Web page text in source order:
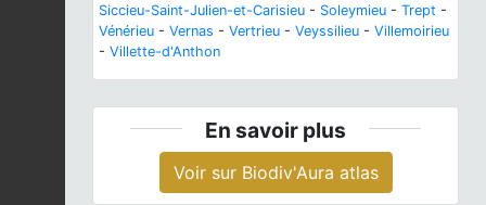
Siccieu-Saint-Julien-et-Carisieu - Soleymieu - Trept -
Vénérieu - Vernas - Vertrieu - Veyssilieu - Villemoirieu
- Villette-d'Anthon
En savoir plus
Voir sur Biodiv'Aura atlas